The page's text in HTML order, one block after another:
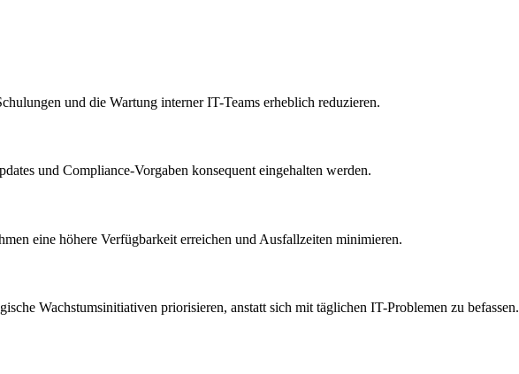
und die Wartung interner IT-Teams erheblich reduzieren.
und Compliance-Vorgaben konsequent eingehalten werden.
eine höhere Verfügbarkeit erreichen und Ausfallzeiten minimieren.
Wachstumsinitiativen priorisieren, anstatt sich mit täglichen IT-Problemen zu befassen.